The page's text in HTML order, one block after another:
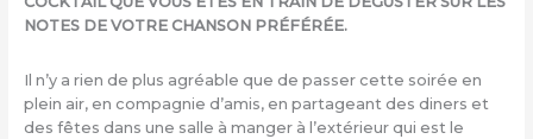
NOTES DE VOTRE CHANSON PRÉFÉRÉE.
Il n’y a rien de plus agréable que de passer cette soirée en
plein air, en compagnie d’amis, en partageant des diners et
des fêtes dans une salle à manger à l’extérieur qui est le